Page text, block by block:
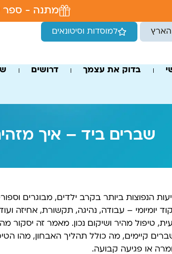
מתנה - ספר
הארץ למוסדות וסיטונאים
בדוק את עצמך דרושים
שברים ביד – איך
הנפוצות ביותר בקרב ילדים, מבוגרים
יומיומי – עבודה, נהיגה, תקשורת, אחיזה
טיפול מהיר ושיקום נכון. מאמר זה יסקור
קיימים, מה כולל תהליך האבחון, מהו
או פגיעה קבועה.